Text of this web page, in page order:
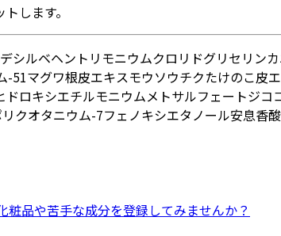
します。
シルベヘントリモニウムクロリドグリセリン
-51マグワ根皮エキスモウソウチクたけのこ皮
ドロキシエチルモニウムメトサルフェートジコ
クオタニウム-7フェノキシエタノール安息香
粧品や苦手な成分を登録してみませんか？